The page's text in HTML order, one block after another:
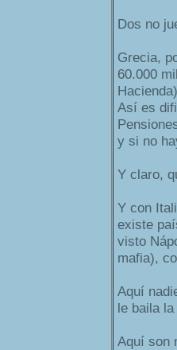
Dos no
Grecia,
60.000
Así es
y si no
Y claro,
Y con
existe
visto
mafia),
Aquí
le baila
Aquí son